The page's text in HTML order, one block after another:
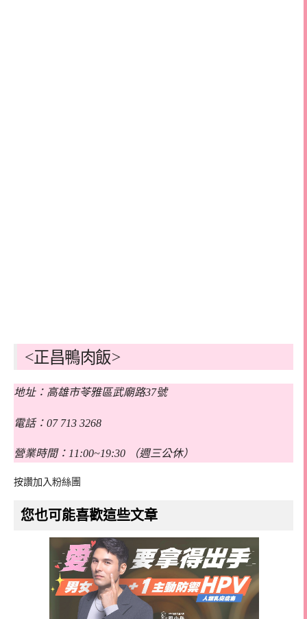
<正昌鴨肉飯>
地址：高雄市苓雅區武廟路37號
電話：07 713 3268
營業時間：11:00~19:30 （週三公休）
按讚加入粉絲團
您也可能喜歡這些文章